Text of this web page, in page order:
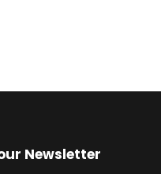
Newsletter